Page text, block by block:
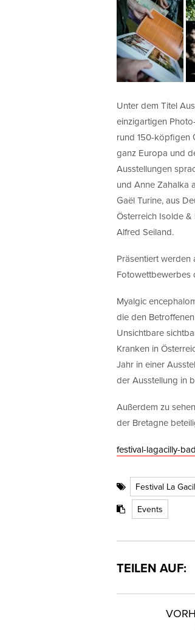
Unter dem Titel
einzigartigen
rund 150-köpfigen
ganz Europa und
Ausstellungen
und Anne Zahalka
Gaël Turine, aus
Österreich Isolde &
Alfred Seiland.
Präsentiert
Fotowettbewerbes
Myalgic
die den
Unsichtbare
Kranken in
Jahr in einer
der Ausstellung in
Außerdem zu
der Bretagne
festival-lagacilly-
Festival La
Events
TEILEN AUF: